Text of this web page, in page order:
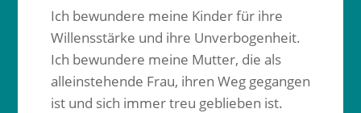
Ich bewundere meine Kinder für ihre
Willensstärke und ihre Unverbogenheit.
Ich bewundere meine Mutter, die als
alleinstehende Frau, ihren Weg gegangen
ist und sich immer treu geblieben ist.